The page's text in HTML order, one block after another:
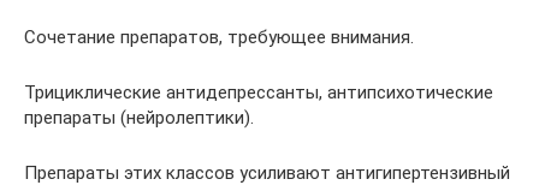
Сочетание препаратов, требующее внимания.
Трициклические антидепрессанты, антипсихотические
препараты (нейролептики).
Препараты этих классов усиливают антигипертензивный